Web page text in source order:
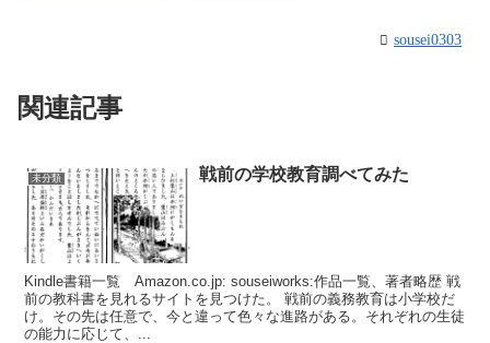
sousei0303
関連記事
未分類 戦前の学校教育調べてみた
Kindle書籍一覧 Amazon.co.jp: souseiworks:作品一覧、著者略歴 戦
前の教科書を見れるサイトを見つけた。 戦前の義務教育は小学校だ
け。その先は任意で、今と違って色々な進路がある。それぞれの生徒
の能力に応じて、...